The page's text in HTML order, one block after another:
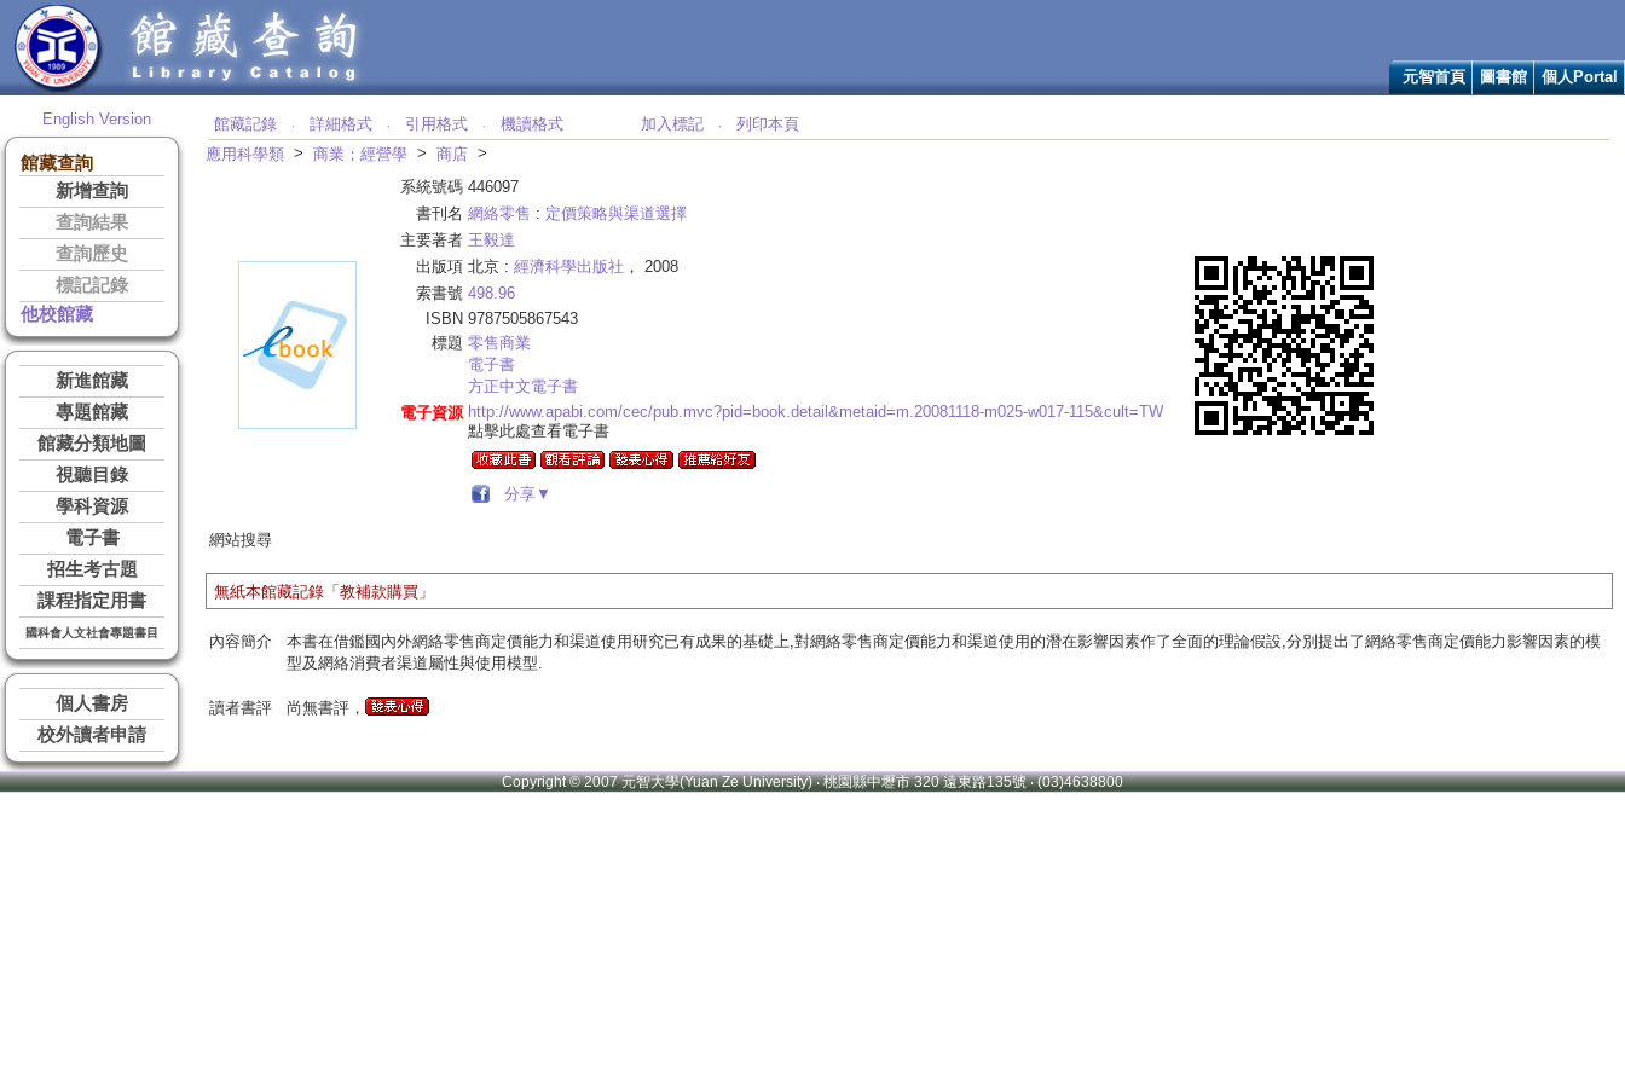
元智首頁 圖書館 個人Portal
English Version
館藏查詢
新增查詢
查詢結果
查詢歷史
標記記錄
他校館藏
新進館藏
專題館藏
館藏分類地圖
視聽目錄
學科資源
電子書
招生考古題
課程指定用書
國科會人文社會專題書目
個人書房
校外讀者申請
館藏記錄 ‧ 詳細格式 ‧ 引用格式 ‧ 機讀格式 加入標記 ‧
列印本頁
應用科學類 > 商業；經營學 > 商店 >
系統號碼 446097
書刊名 網絡零售 : 定價策略與渠道選擇
主要著者 王毅達
出版項 北京 : 經濟科學出版社 ， 2008
索書號 498.96
ISBN 9787505867543
標題 零售商業
電子書
方正中文電子書
電子資源 http://www.apabi.com/cec/pub.mvc?pid=book.detail&metaid=m.20081118-m025-w017-115&cult=TW
點擊此處查看電子書
分享▼
網站搜尋
無紙本館藏記錄「教補款購買」
內容簡介
本書在借鑑國內外網絡零售商定價能力和渠道使用研究已有成果的基礎上,對網絡零售商定價能力和渠道使用的潛在影響因素作了全面的理論假設,分別提出了網絡零售商定價能力影響因素的模
型及網絡消費者渠道屬性與使用模型.
讀者書評 尚無書評，
Copyright © 2007 元智大學(Yuan Ze University) ‧ 桃園縣中壢市 320 遠東路135號 ‧ (03)4638800